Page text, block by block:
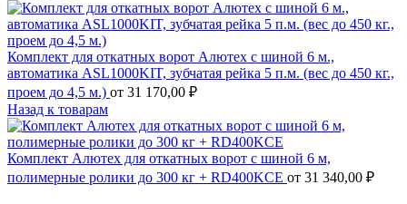
Комплект для откатных ворот Алютех с шиной 6 м.,
автоматика ASL1000KIT, зубчатая рейка 5 п.м. (вес до 450 кг.,
проем до 4,5 м.) от 31 170,00 ₽
Назад к товарам
Комплект Алютех для откатных ворот с шиной 6 м,
полимерные ролики до 300 кг + RD400KCE от 31 340,00 ₽